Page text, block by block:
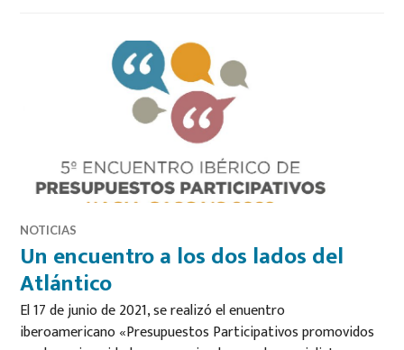
NOTICIAS
Un encuentro a los dos lados del
Atlántico
El 17 de junio de 2021, se realizó el enuentro
iberoamericano «Presupuestos Participativos promovidos